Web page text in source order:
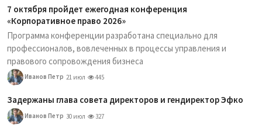
7 октября пройдет ежегодная конференция
«Корпоративное право 2026»
Программа конференции разработана специально для
профессионалов, вовлеченных в процессы управления и
правового сопровождения бизнеса
Иванов Петр 21 июл 445
Задержаны глава совета директоров и гендиректор Эфко
Иванов Петр 30 июл 327